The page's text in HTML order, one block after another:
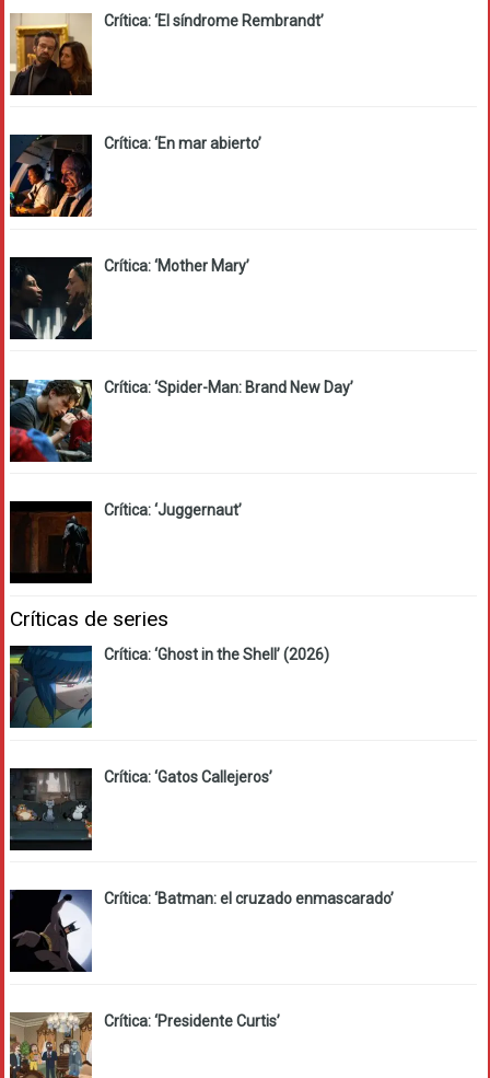
Crítica: ‘El síndrome Rembrandt’
Crítica: ‘En mar abierto’
Crítica: ‘Mother Mary’
Crítica: ‘Spider-Man: Brand New Day’
Crítica: ‘Juggernaut’
Críticas de series
Crítica: ‘Ghost in the Shell’ (2026)
Crítica: ‘Gatos Callejeros’
Crítica: ‘Batman: el cruzado enmascarado’
Crítica: ‘Presidente Curtis’